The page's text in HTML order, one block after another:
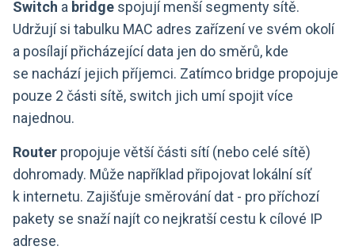
Switch a bridge spojují menší segmenty sítě.
Udržují si tabulku MAC adres zařízení ve svém okolí
a posílají přicházející data jen do směrů, kde
se nachází jejich příjemci. Zatímco bridge propojuje
pouze 2 části sítě, switch jich umí spojit více
najednou.
Router propojuje větší části sítí (nebo celé sítě)
dohromady. Může například připojovat lokální síť
k internetu. Zajišťuje směrování dat - pro příchozí
pakety se snaží najít co nejkratší cestu k cílové IP
adrese.